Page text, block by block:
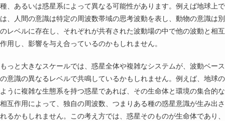
種、あるいは惑星系によって異なる可能性があります。例えば地球上で
は、人間の意識は特定の周波数帯域の思考波動を表し、動物の意識は別
のレベルに存在し、それぞれが共有された波動場の中で他の波動と相互
作用し、影響を与え合っているのかもしれません。
もっと大きなスケールでは、惑星全体や複雑なシステムが、波動ベース
の意識の異なるレベルで共鳴しているかもしれません。例えば、地球の
ように複雑な生態系を持つ惑星であれば、その生命体と環境の集合的な
相互作用によって、独自の周波数、つまりある種の惑星意識が生み出さ
れるかもしれません。この考え方では、惑星そのものが生命体であり、